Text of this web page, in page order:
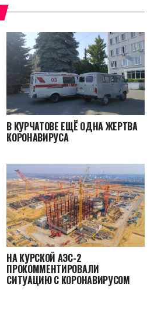
В КУРЧАТОВЕ ЕЩЁ ОДНА ЖЕРТВА
КОРОНАВИРУСА
НА КУРСКОЙ АЭС-2
ПРОКОММЕНТИРОВАЛИ
СИТУАЦИЮ С КОРОНАВИРУСОМ